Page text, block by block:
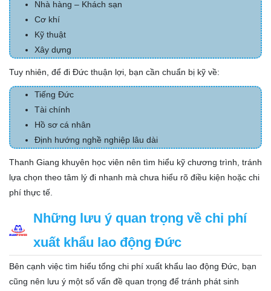
Nhà hàng – Khách sạn
Cơ khí
Kỹ thuật
Xây dựng
Tuy nhiên, để đi Đức thuận lợi, bạn cần chuẩn bị kỹ về:
Tiếng Đức
Tài chính
Hồ sơ cá nhân
Định hướng nghề nghiệp lâu dài
Thanh Giang khuyên học viên nên tìm hiểu kỹ chương trình, tránh
lựa chọn theo tâm lý đi nhanh mà chưa hiểu rõ điều kiện hoặc chi
phí thực tế.
Những lưu ý quan trọng về chi phí
xuất khẩu lao động Đức
Bên cạnh việc tìm hiểu tổng chi phí xuất khẩu lao động Đức, bạn
cũng nên lưu ý một số vấn đề quan trọng để tránh phát sinh